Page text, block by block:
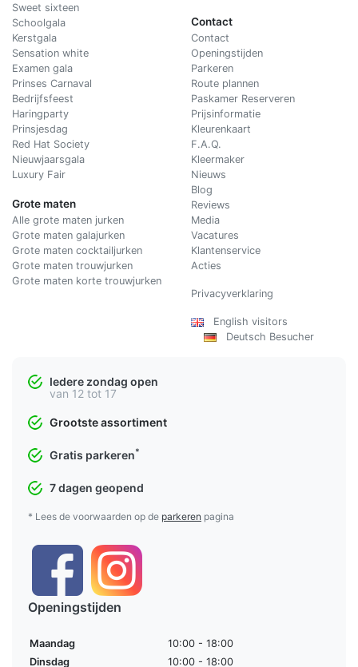
Sweet sixteen
Schoolgala
Kerstgala
Sensation white
Examen gala
Prinses Carnaval
Bedrijfsfeest
Haringparty
Prinsjesdag
Red Hat Society
Nieuwjaarsgala
Luxury Fair
Grote maten
Alle grote maten jurken
Grote maten galajurken
Grote maten cocktailjurken
Grote maten trouwjurken
Grote maten korte trouwjurken
Contact
Contact
Openingstijden
Parkeren
Route plannen
Paskamer Reserveren
Prijsinformatie
Kleurenkaart
F.A.Q.
Kleermaker
Nieuws
Blog
Reviews
Media
Vacatures
Klantenservice
Acties
Privacyverklaring
English visitors
Deutsch Besucher
Iedere zondag open
van 12 tot 17
Grootste assortiment
Gratis parkeren*
7 dagen geopend
* Lees de voorwaarden op de parkeren pagina
Openingstijden
Maandag
10:00 - 18:00
Dinsdag
10:00 - 18:00